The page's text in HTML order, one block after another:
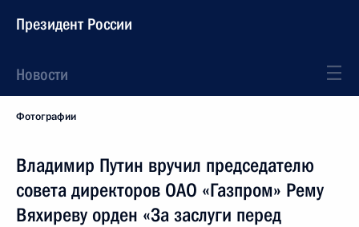
Президент России
Новости
Фотографии
Владимир Путин вручил председателю
совета директоров ОАО «Газпром» Рему
Вяхиреву орден «За заслуги перед